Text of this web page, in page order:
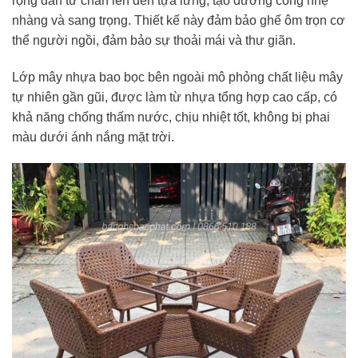
nhàng và sang trọng. Thiết kế này đảm bảo ghế ôm trọn cơ
thể người ngồi, đảm bảo sự thoải mái và thư giãn.
Lớp mây nhựa bao bọc bên ngoài mô phỏng chất liệu mây
tự nhiên gần gũi, được làm từ nhựa tổng hợp cao cấp, có
khả năng chống thấm nước, chịu nhiệt tốt, không bị phai
màu dưới ánh nắng mặt trời.